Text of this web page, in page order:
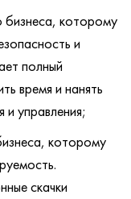
бизнеса, которому
и
полный
время и нанять
управления;
которому
скачки